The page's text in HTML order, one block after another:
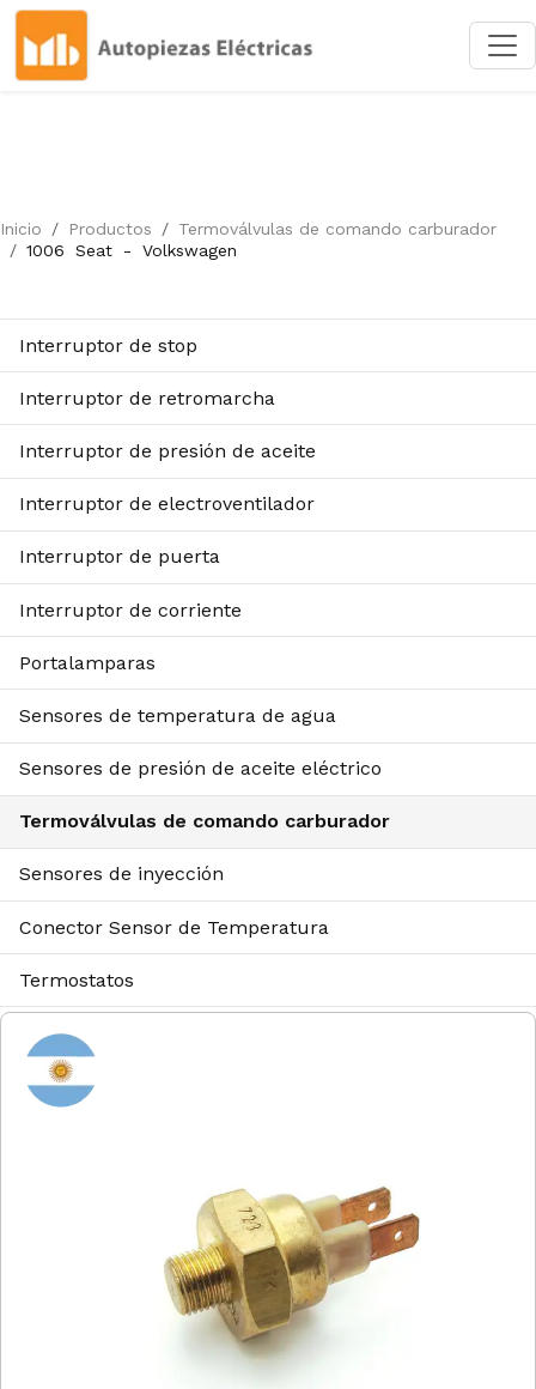
Inicio Productos
Termoválvulas de comando carburador
1006
Seat - Volkswagen
Interruptor de stop
Interruptor de retromarcha
Interruptor de presión de aceite
Interruptor de electroventilador
Interruptor de puerta
Interruptor de corriente
Portalamparas
Sensores de temperatura de agua
Sensores de presión de aceite eléctrico
Termoválvulas de comando carburador
Sensores de inyección
Conector Sensor de Temperatura
Termostatos